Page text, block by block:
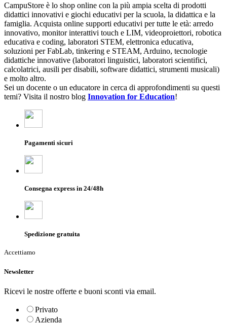
CampuStore è lo shop online con la più ampia scelta di prodotti
didattici innovativi e giochi educativi per la scuola, la didattica e la
famiglia. Acquista online supporti educativi per tutte le età: arredo
innovativo, monitor interattivi touch e LIM, videoproiettori, robotica
educativa e coding, laboratori STEM, elettronica educativa,
soluzioni per FabLab, tinkering e STEAM, Arduino, tecnologie
didattiche innovative (laboratori linguistici, laboratori scientifici,
calcolatrici, ausili per disabili, software didattici, strumenti musicali)
e molto altro.
Sei un docente o un educatore in cerca di approfondimenti su questi
temi? Visita il nostro blog Innovation for Education!
Pagamenti sicuri
Consegna express in 24/48h
Spedizione gratuita
Accettiamo
Newsletter
Ricevi le nostre offerte e buoni sconti via email.
Privato
Azienda